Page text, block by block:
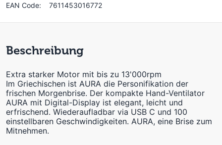
EAN Code:
7611453016772
Beschreibung
Extra starker Motor mit bis zu 13'000rpm
Im Griechischen ist AURA die Personifikation der
frischen Morgenbrise. Der kompakte Hand-Ventilator
AURA mit Digital-Display ist elegant, leicht und
erfrischend. Wiederaufladbar via USB C und 100
einstellbaren Geschwindigkeiten. AURA, eine Brise zum
Mitnehmen.